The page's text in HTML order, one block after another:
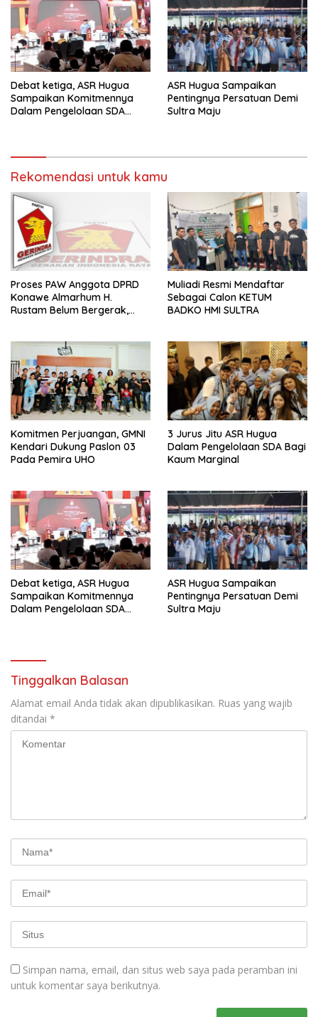
Debat ketiga, ASR Hugua
Sampaikan Komitmennya
Dalam Pengelolaan SDA
ASR Hugua Sampaikan
Pentingnya Persatuan Demi
Sultra Maju
Rekomendasi untuk kamu
Proses PAW Anggota DPRD
Konawe Almarhum H.
Rustam Belum Bergerak,
Muliadi Resmi Mendaftar
Sebagai Calon KETUM
BADKO HMI SULTRA
Komitmen Perjuangan, GMNI
Kendari Dukung Paslon 03
Pada Pemira UHO
3 Jurus Jitu ASR Hugua
Dalam Pengelolaan SDA Bagi
Kaum Marginal
Debat ketiga, ASR Hugua
Sampaikan Komitmennya
Dalam Pengelolaan SDA
ASR Hugua Sampaikan
Pentingnya Persatuan Demi
Sultra Maju
Tinggalkan Balasan
Alamat email Anda tidak akan dipublikasikan. Ruas yang wajib
ditandai *
Simpan nama, email, dan situs web saya pada peramban ini
untuk komentar saya berikutnya.